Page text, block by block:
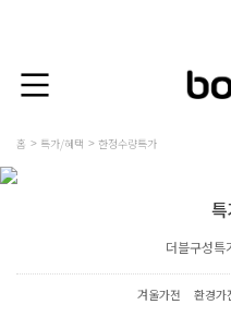
홈 특가/혜택 한정수량특가
더블구성특
겨울가전 환경가